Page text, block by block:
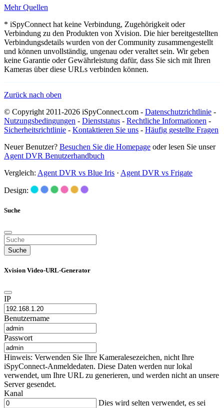
Mehr Quellen
* iSpyConnect hat keine Verbindung, Zugehörigkeit oder
Verbindung zu den Produkten von Xvision. Die hier bereitgestellten
Verbindungsdetails wurden von der Community zusammengestellt
und können unvollständig, ungenau oder veraltet sein. Wir geben
keine Garantie oder Gewährleistung dafür, dass Sie sich mit Ihren
Kameras über diese URLs verbinden können.
Zurück nach oben
© Copyright 2011-2026 iSpyConnect.com - Datenschutzrichtlinie -
Nutzungsbedingungen - Dienststatus - Rechtliche Informationen -
Sicherheitsrichtlinie - Kontaktieren Sie uns - Häufig gestellte Fragen
Neuer Benutzer? Besuchen Sie die Homepage oder lesen Sie unser
Agent DVR Benutzerhandbuch
Vergleich: Agent DVR vs Blue Iris · Agent DVR vs Frigate
Design:
Suche
Suche
Xvision Video-URL-Generator
IP
Benutzername
Passwort
Hinweis: Verwenden Sie Ihre Kameralesezeichen, nicht Ihre
iSpyConnect-Anmeldedaten. Diese Daten werden nur lokal
verwendet, um Ihre URL zu generieren, und werden nicht an unsere
Server gesendet.
Kanal
Dies wird selten verwendet, es sei